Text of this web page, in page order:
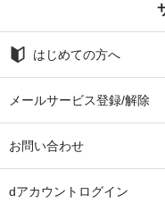
はじめての方へ
メールサービス登録/解除
お問い合わせ
dアカウントログイン